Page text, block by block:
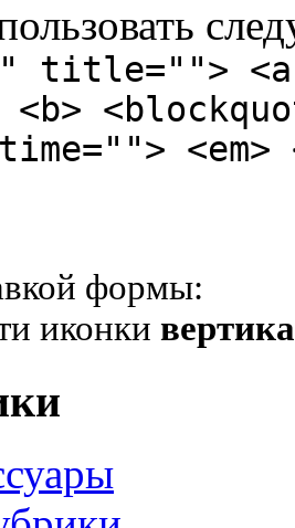
title="">
формы:
иконки